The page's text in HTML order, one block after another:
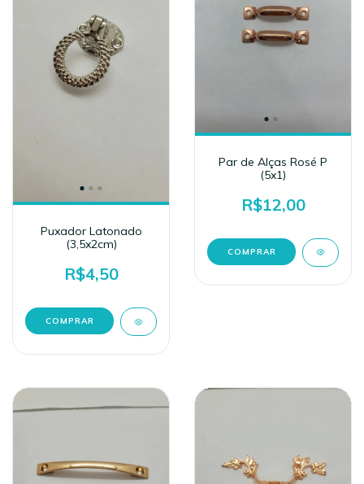
Puxador Latonado
(3,5x2cm)
R$4,50
Par de Alças Rosé P
(5x1)
R$12,00